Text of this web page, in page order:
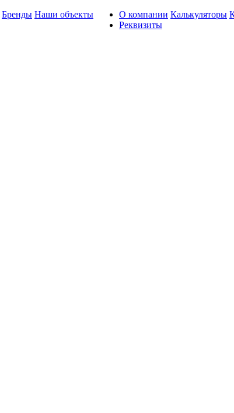
Бренды Наши объекты
О компании
Реквизиты
Калькуляторы